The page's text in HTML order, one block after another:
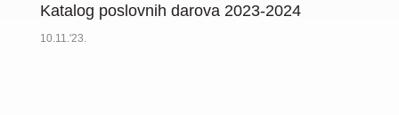
Katalog poslovnih darova 2023-2024
10.11.'23.